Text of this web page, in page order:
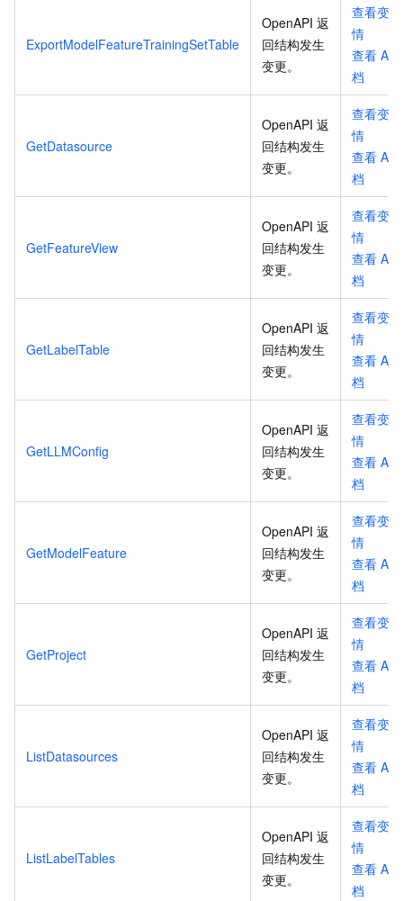
ExportModelFeatureTrainingSetTable
OpenAPI 返
回结构发生
变更。
查看变
情
查看 API
档
GetDatasource
OpenAPI 返
回结构发生
变更。
查看变
情
查看 API
档
GetFeatureView
OpenAPI 返
回结构发生
变更。
查看变
情
查看 API
档
GetLabelTable
OpenAPI 返
回结构发生
变更。
查看变
情
查看 API
档
GetLLMConfig
OpenAPI 返
回结构发生
变更。
查看变
情
查看 API
档
GetModelFeature
OpenAPI 返
回结构发生
变更。
查看变
情
查看 API
档
GetProject
OpenAPI 返
回结构发生
变更。
查看变
情
查看 API
档
ListDatasources
OpenAPI 返
回结构发生
变更。
查看变
情
查看 API
档
ListLabelTables
OpenAPI 返
回结构发生
变更。
查看变
情
查看 API
档